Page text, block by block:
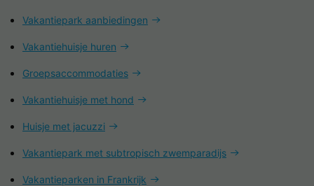
Vakantiepark aanbiedingen
Vakantiehuisje huren
Groepsaccommodaties
Vakantiehuisje met hond
Huisje met jacuzzi
Vakantiepark met subtropisch zwemparadijs
Vakantieparken in Frankrijk